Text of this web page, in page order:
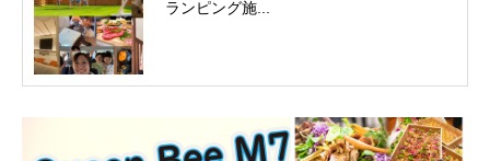
ランピング施...